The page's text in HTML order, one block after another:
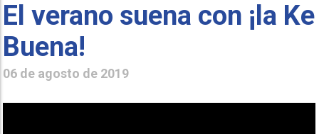
El verano suena con ¡la Ke
Buena!
06 de agosto de 2019